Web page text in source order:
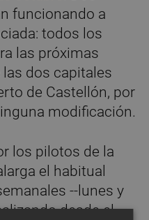
funcionando a
todos los
las próximas
dos capitales
de Castellón, por
modificación.
los pilotos de la
el habitual
--lunes y
desde el